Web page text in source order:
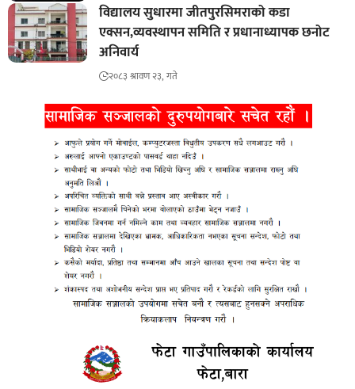
विद्यालय सुधारमा जीतपुरसिमराको कडा
एक्सन,व्यवस्थापन समिति र प्रधानाध्यापक छनोट
अनिवार्य
२०८३ श्रावण २३, गते